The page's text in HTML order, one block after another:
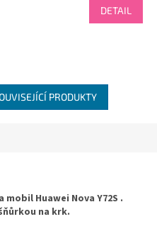
DETAIL
PRODUKTY
Huawei Nova Y72S .
na krk.